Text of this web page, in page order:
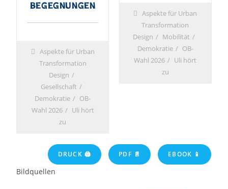
Begegnungen
Aspekte für Urban
Transformation
Design
Gesellschaft
Demokratie
OB-
Wahl 2026
Uli hört
zu
Aspekte für Urban
Transformation
Design
Mobilität
Demokratie
OB-
Wahl 2026
Uli hört
zu
DRUCK 🖨 PDF 📄 EBOOK 📱
Bildquellen